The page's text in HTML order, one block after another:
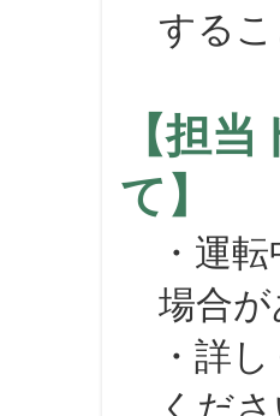
する
【担
て】
・運転
場合が
・詳し